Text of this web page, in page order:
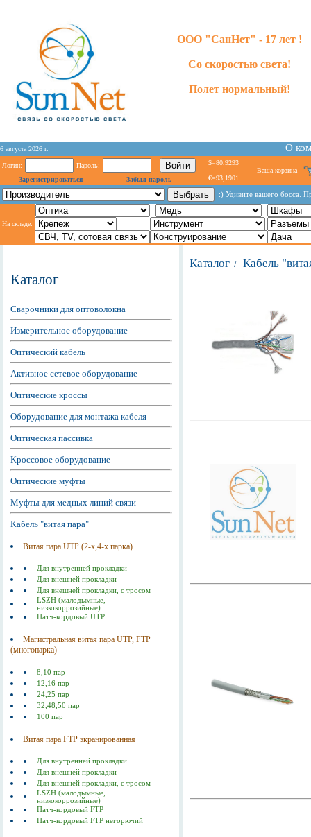
ООО "СанНет" - 17 лет !
Со скоростью света!
Полет нормальный!
6 августа 2026 г. О
Логин:
Пароль:
Зарегистрироваться
Забыл пароль
$=80,9293
€=93,1901
Ваша корзина
:) Удивите вашего босса.
На складе:
Каталог
Сварочники для оптоволокна
Измерительное оборудование
Оптический кабель
Активное сетевое оборудование
Оптические кроссы
Оборудование для монтажа кабеля
Оптическая пассивка
Кроссовое оборудование
Оптические муфты
Муфты для медных линий связи
Кабель "витая пара"
Витая пара UTP (2-х,4-х парка)
Для внутренней прокладки
Для внешней прокладки
Для внешней прокладки, с тросом
LSZH (малодымные,
низкокоррозийные)
Патч-кордовый UTP
Магистральная витая пара UTP, FTP
(многопарка)
8,10 пар
12,16 пар
24,25 пар
32,48,50 пар
100 пар
Витая пара FTP экранированная
Для внутренней прокладки
Для внешней прокладки
Для внешней прокладки, с тросом
LSZH (малодымные,
низкокоррозийные)
Патч-кордовый FTP
Патч-кордовый FTP негорючий
Каталог / Кабель